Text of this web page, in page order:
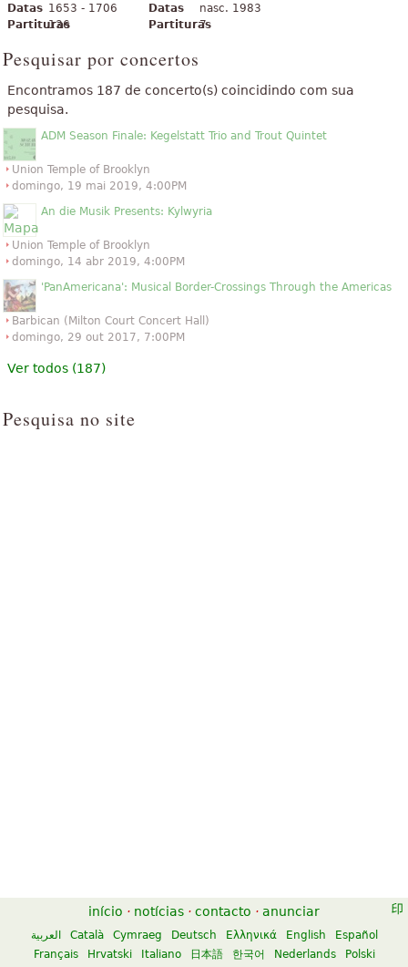
Datas 1653 - 1706
Partituras
136
Datas
nasc. 1983
Partituras
7
Pesquisar por concertos
Encontramos 187 de concerto(s) coincidindo com sua
pesquisa.
ADM Season Finale: Kegelstatt Trio and Trout Quintet
Union Temple of Brooklyn
domingo, 19 mai 2019, 4:00PM
An die Musik Presents: Kylwyria
Union Temple of Brooklyn
domingo, 14 abr 2019, 4:00PM
'PanAmericana': Musical Border-Crossings Through the Americas
Barbican (Milton Court Concert Hall)
domingo, 29 out 2017, 7:00PM
Ver todos (187)
Pesquisa no site
início · notícias · contacto · anunciar
العربية Català Cymraeg Deutsch Ελληνικά English
Español
Français
Hrvatski Italiano 日本語 한국어 Nederlands
Polski